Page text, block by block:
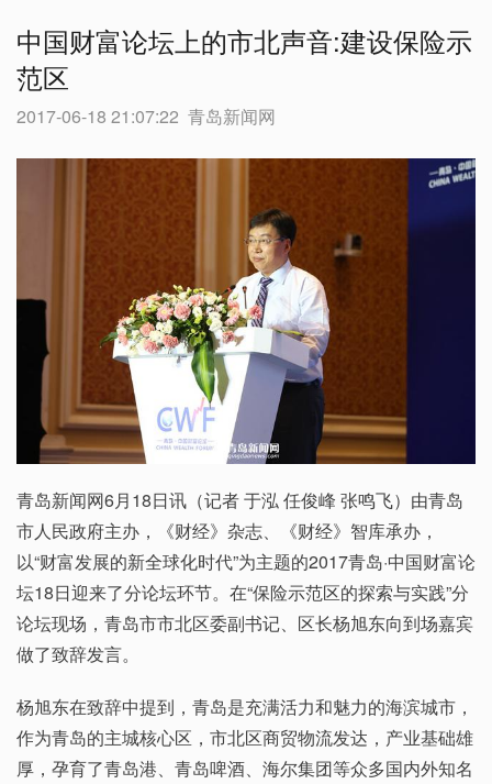
中国财富论坛上的市北声音:建设保险示
范区
2017-06-18 21:07:22 青岛新闻网
青岛新闻网6月18日讯（记者 于泓 任俊峰 张鸣飞）由青岛
市人民政府主办，《财经》杂志、《财经》智库承办，
以“财富发展的新全球化时代”为主题的2017青岛·中国财富论
坛18日迎来了分论坛环节。在“保险示范区的探索与实践”分
论坛现场，青岛市市北区委副书记、区长杨旭东向到场嘉宾
做了致辞发言。
杨旭东在致辞中提到，青岛是充满活力和魅力的海滨城市，
作为青岛的主城核心区，市北区商贸物流发达，产业基础雄
厚，孕育了青岛港、青岛啤酒、海尔集团等众多国内外知名